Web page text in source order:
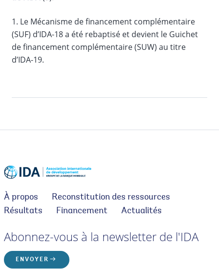
1. Le Mécanisme de financement complémentaire
(SUF) d’IDA-18 a été rebaptisé et devient le Guichet
de financement complémentaire (SUW) au titre
d’IDA-19.
À propos
Reconstitution des ressources
Résultats
Financement Actualités
Abonnez-vous à la newsletter de l'IDA
ENVOYER